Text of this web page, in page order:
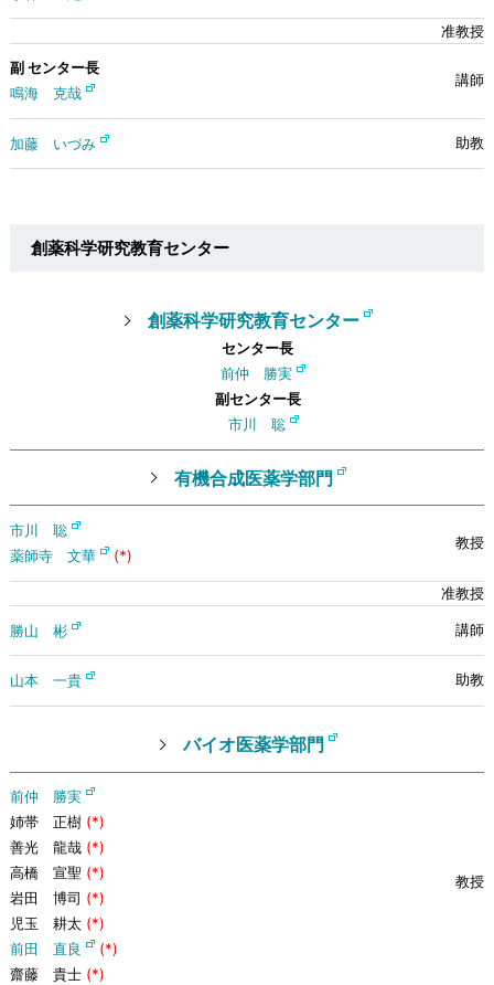
副 センター長
鳴海 克哉
加藤 いづみ
創薬科学研究教育センター
創薬科学研究教育センター
センター長
前仲 勝実
副センター長
市川 聡
有機合成医薬学部門
市川 聡
薬師寺 文華
(*)
勝山 彬
山本 一貴
バイオ医薬学部門
前仲 勝実
姉帯 正樹 (*)
善光 龍哉 (*)
高橋 宣聖 (*)
岩田 博司 (*)
児玉 耕太 (*)
前田 直良
(*)
齋藤 貴士 (*)